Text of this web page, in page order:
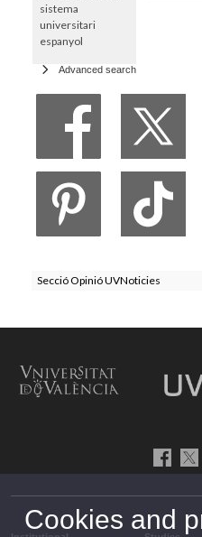
sistema
universitari
espanyol
Advanced search
Secció Opinió UVNoticies
Cookies and